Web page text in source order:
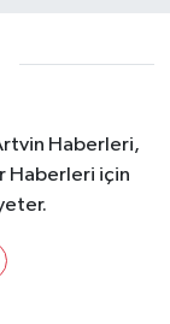
Haberleri,
Haberleri için